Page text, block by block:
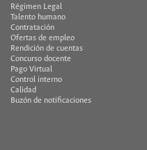
Régimen Legal
Talento humano
Contratación
Ofertas de empleo
Rendición de cuentas
Concurso docente
Pago Virtual
Control interno
Calidad
Buzón de notificaciones